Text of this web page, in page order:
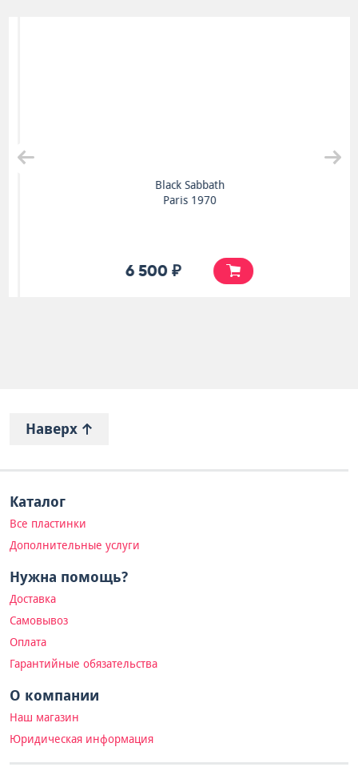
Black Sabbath
Paris 1970
6 500 ₽
Наверх
Каталог
Все пластинки
Дополнительные услуги
Нужна помощь?
Доставка
Самовывоз
Оплата
Гарантийные обязательства
О компании
Наш магазин
Юридическая информация